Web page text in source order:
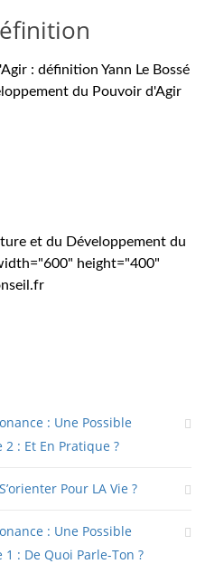
: définition Yann Le Bossé
du Pouvoir d'Agir
et du Développement du
height="400"
: Une Possible
2 : Et En Pratique ?
Pour LA Vie ?
: Une Possible
: De Quoi Parle-Ton ?